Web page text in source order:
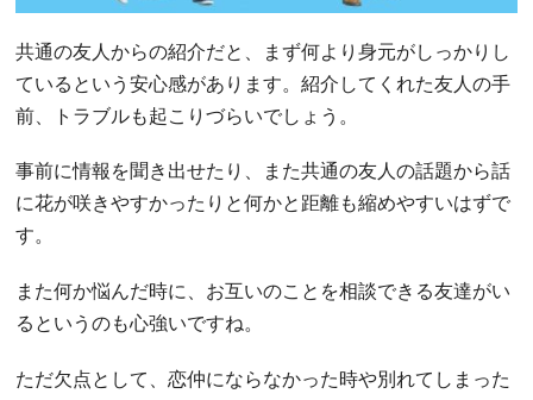
共通の友人からの紹介だと、まず何より身元がしっかりし
ているという安心感があります。紹介してくれた友人の手
前、トラブルも起こりづらいでしょう。
事前に情報を聞き出せたり、また共通の友人の話題から話
に花が咲きやすかったりと何かと距離も縮めやすいはずで
す。
また何か悩んだ時に、お互いのことを相談できる友達がい
るというのも心強いですね。
ただ欠点として、恋仲にならなかった時や別れてしまった